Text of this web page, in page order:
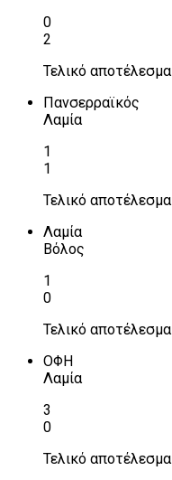
0
2
Τελικό αποτέλεσμα
Πανσερραϊκός
Λαμία
1
1
Τελικό αποτέλεσμα
Λαμία
Βόλος
1
0
Τελικό αποτέλεσμα
ΟΦΗ
Λαμία
3
0
Τελικό αποτέλεσμα